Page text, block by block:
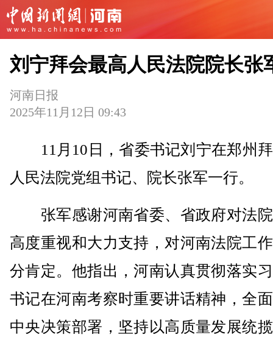
刘宁拜会最高人民法院院长张
河南日报
2025年11月12日 09:43
11月10日，省委书记刘宁在郑州
人民法院党组书记、院长张军一行。
张军感谢河南省委、省政府对法
高度重视和大力支持，对河南法院工
分肯定。他指出，河南认真贯彻落实
书记在河南考察时重要讲话精神，全
中央决策部署，坚持以高质量发展统